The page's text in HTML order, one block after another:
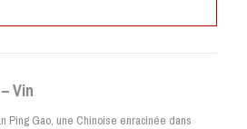
Vin
Ping Gao, une Chinoise enracinée dans